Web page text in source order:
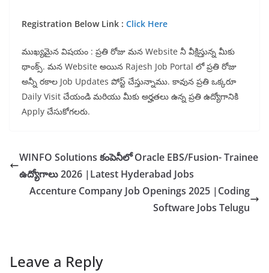
Registration Below Link : Click Here
ముఖ్యమైన విషయం : ప్రతి రోజు మన Website నీ వీక్షిస్తున్న మీకు
థాంక్స్. మన Website అయిన Rajesh Job Portal లో ప్రతి రోజు
అన్నీ రకాల Job Updates పోస్ట్ చేస్తున్నాము. కావున ప్రతి ఒక్కరూ
Daily Visit చేయండి మరియు మీకు అర్హతలు ఉన్న ప్రతి ఉద్యోగానికి
Apply చేసుకోగలరు.
WINFO Solutions కంపెనీలో Oracle EBS/Fusion- Trainee
ఉద్యోగాలు 2026 |Latest Hyderabad Jobs
Accenture Company Job Openings 2025 |Coding
Software Jobs Telugu
Leave a Reply